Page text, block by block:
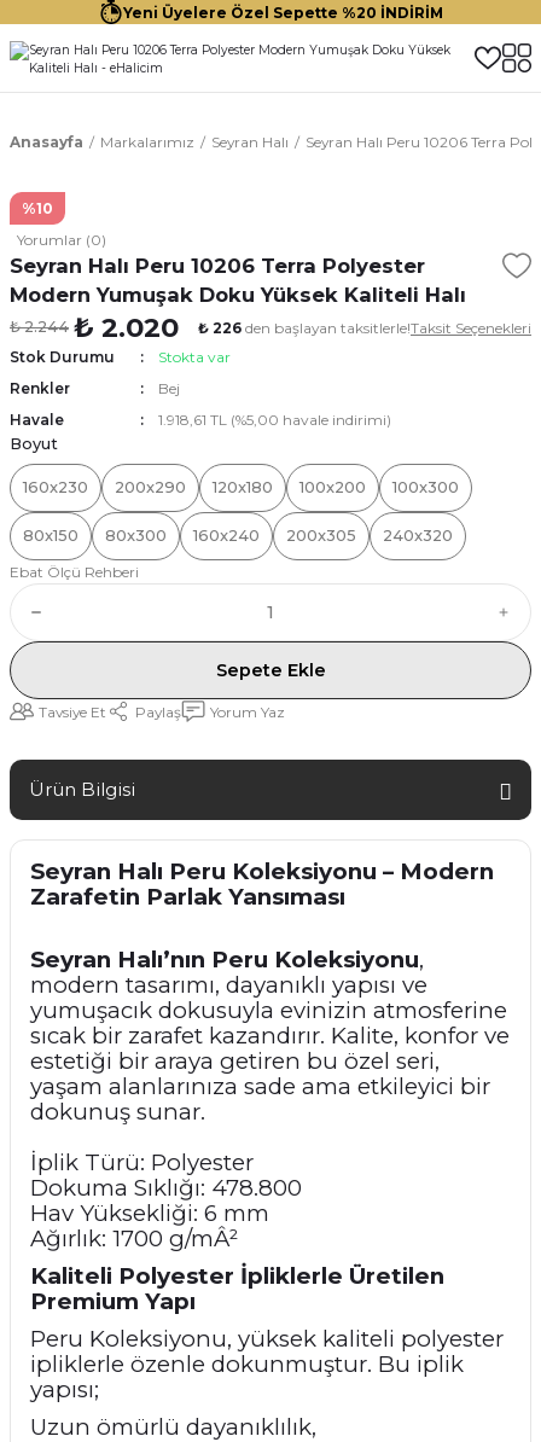
Yeni Üyelere Özel Sepette %20 İNDİRİM
Anasayfa Markalarımız Seyran Halı Seyran Halı Peru 10206 Terra
%10
Yorumlar (0)
Seyran Halı Peru 10206 Terra Polyester
Modern Yumuşak Doku Yüksek Kaliteli Halı
₺ 2.244 ₺ 2.020 ₺ 226 den başlayan taksitlerle!Taksit Seçenekleri
Stok Durumu
Stokta var
Renkler
Bej
Havale
1.918,61 TL (%5,00 havale indirimi)
Boyut
160x230 200x290 120x180 100x200 100x300
80x150 80x300 160x240 200x305
240x320
Ebat Ölçü Rehberi
Sepete Ekle
Tavsiye Et Paylaş Yorum Yaz
Ürün Bilgisi
Seyran Halı Peru Koleksiyonu – Modern
Zarafetin Parlak Yansıması
Seyran Halı’nın Peru Koleksiyonu,
modern tasarımı, dayanıklı yapısı ve
yumuşacık dokusuyla evinizin atmosferine
sıcak bir zarafet kazandırır. Kalite, konfor ve
estetiği bir araya getiren bu özel seri,
yaşam alanlarınıza sade ama etkileyici bir
dokunuş sunar.
İplik Türü: Polyester
Dokuma Sıklığı: 478.800
Hav Yüksekliği: 6 mm
Ağırlık: 1700 g/mÂ²
Kaliteli Polyester İpliklerle Üretilen
Premium Yapı
Peru Koleksiyonu, yüksek kaliteli polyester
ipliklerle özenle dokunmuştur. Bu iplik
yapısı;
Uzun ömürlü dayanıklılık,